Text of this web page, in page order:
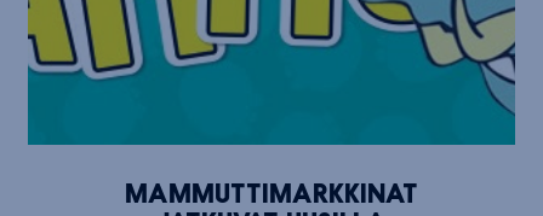
MAMMUTTIMARKKINAT